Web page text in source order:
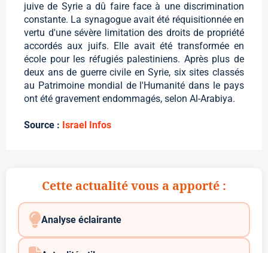
juive de Syrie a dû faire face à une discrimination
constante. La synagogue avait été réquisitionnée en
vertu d'une sévère limitation des droits de propriété
accordés aux juifs. Elle avait été transformée en
école pour les réfugiés palestiniens. Après plus de
deux ans de guerre civile en Syrie, six sites classés
au Patrimoine mondial de l'Humanité dans le pays
ont été gravement endommagés, selon Al-Arabiya.
Source : Israel Infos
Cette actualité vous a apporté :
Analyse éclairante